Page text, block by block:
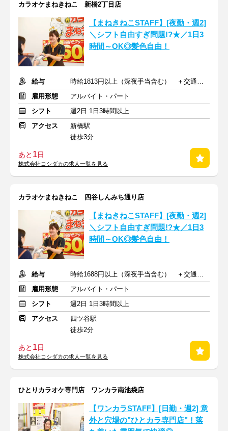
カラオケまねきねこ 新橋2丁目店
【まねきねこSTAFF】[夜勤・週2]
＼シフト自由すぎ問題!?★／1日3
時間～OK◎髪色自由！
給与
時給1813円以上（深夜手当含む） ＋交通費支給
雇用形態
アルバイト・パート
シフト
週2日 1日3時間以上
アクセス
新橋駅
徒歩3分
あと 1日
株式会社コシダカの求人一覧を見る
カラオケまねきねこ 四谷しんみち通り店
【まねきねこSTAFF】[夜勤・週2]
＼シフト自由すぎ問題!?★／1日3
時間～OK◎髪色自由！
給与
時給1688円以上（深夜手当含む） ＋交通費支給
雇用形態
アルバイト・パート
シフト
週2日 1日3時間以上
アクセス
四ツ谷駅
徒歩2分
あと 1日
株式会社コシダカの求人一覧を見る
ひとりカラオケ専門店 ワンカラ南池袋店
【ワンカラSTAFF】[日勤・週2] 意
外と穴場の"ひとカラ専門店"！落